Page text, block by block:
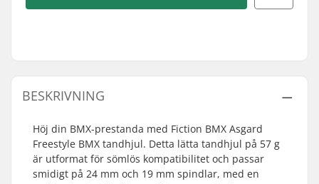
BESKRIVNING
Höj din BMX-prestanda med Fiction BMX Asgard
Freestyle BMX tandhjul. Detta lätta tandhjul på 57 g
är utformat för sömlös kompatibilitet och passar
smidigt på 24 mm och 19 mm spindlar, med en